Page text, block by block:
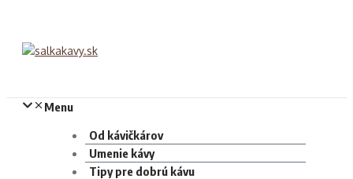
Menu
Od kávičkárov
Umenie kávy
Tipy pre dobrú kávu